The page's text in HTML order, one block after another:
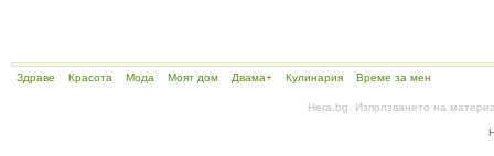
Здраве Красота Мода Моят дом Двама+ Кулинария Време за мен
Hera.bg. Използването на